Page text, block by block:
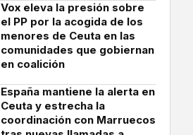
Vox eleva la presión sobre
el PP por la acogida de los
menores de Ceuta en las
comunidades que gobiernan
en coalición
España mantiene la alerta en
Ceuta y estrecha la
coordinación con Marruecos